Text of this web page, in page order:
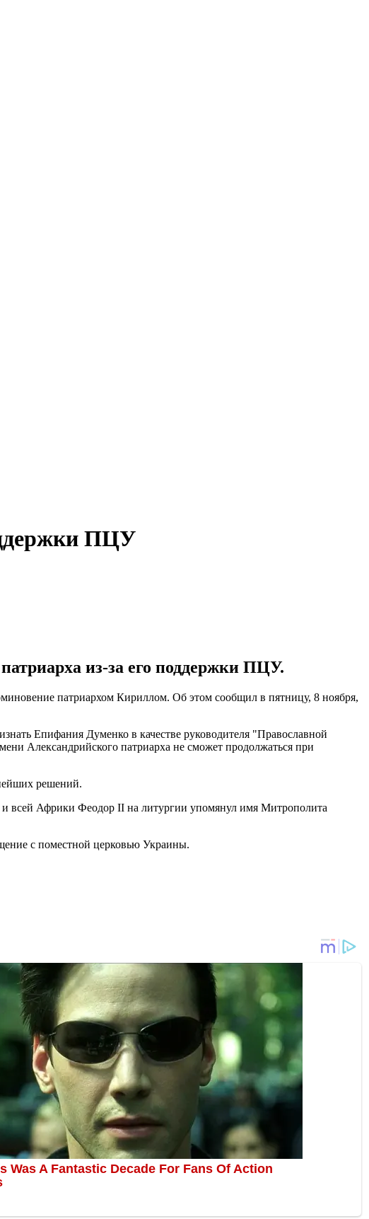
ПЦУ
из-за его поддержки ПЦУ.
патриархом Кириллом. Об этом сообщил в пятницу, 8 ноября,
Епифания Думенко в качестве руководителя "Православной
Александрийского патриарха не сможет продолжаться при
решений.
всей Африки Феодор II на литургии упомянул имя Митрополита
с поместной церковью Украины.